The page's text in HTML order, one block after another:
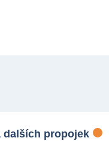
dalších propojek